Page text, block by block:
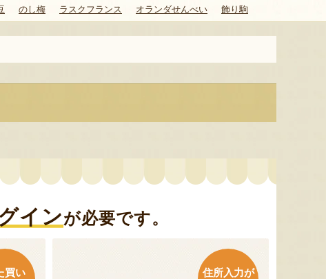
のし梅 ラスクフランス オランダせんべい 飾り駒
インが必要です。
買い
住所入力が